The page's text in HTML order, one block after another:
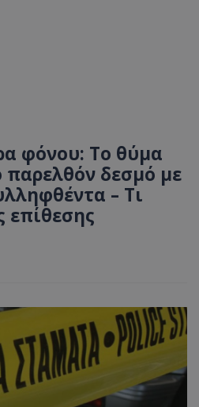
φόνου: Το θύμα
παρελθόν δεσμό με
– Τι
επίθεσης